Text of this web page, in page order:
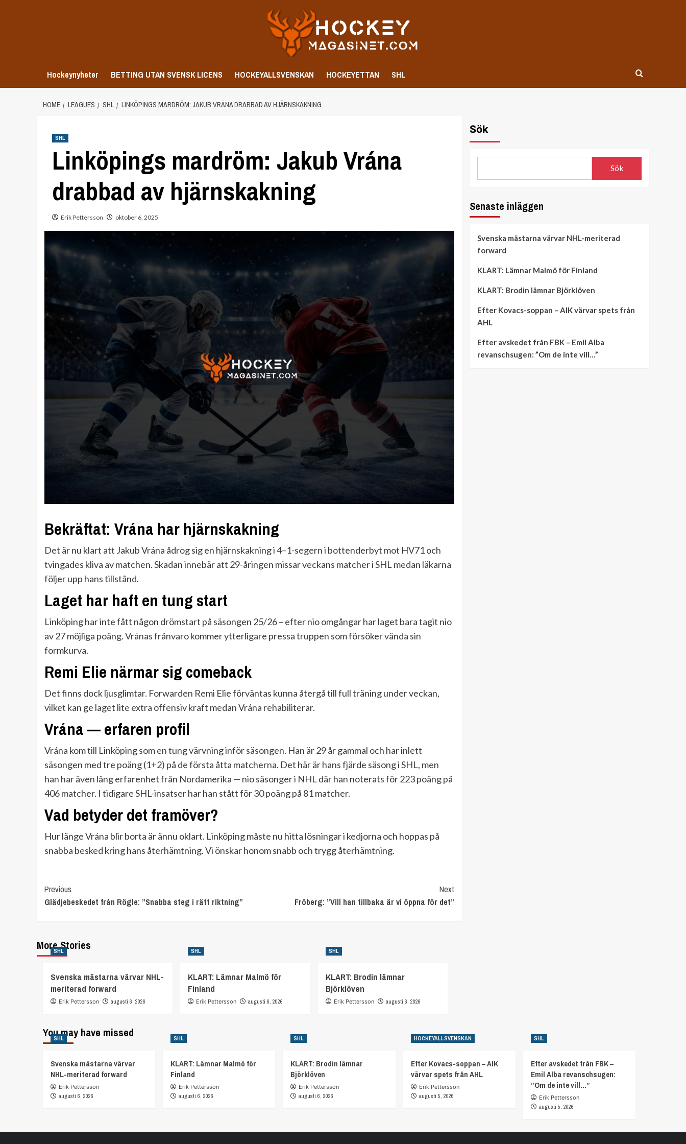
Hockeynyheter BETTING UTAN SVENSK LICENS HOCKEYALLSVENSKAN HOCKEYETTAN SHL
HOME LEAGUES SHL LINKÖPINGS MARDRÖM: JAKUB VRÁNA DRABBAD AV HJÄRNSKAKNING
SHL
Linköpings mardröm: Jakub Vrána
drabbad av hjärnskakning
Erik Pettersson oktober 6, 2025
Bekräftat: Vrána har hjärnskakning
Det är nu klart att Jakub Vrána ådrog sig en hjärnskakning i 4–1-segern i bottenderbyt mot HV71 och
tvingades kliva av matchen. Skadan innebär att 29-åringen missar veckans matcher i SHL medan läkarna
följer upp hans tillstånd.
Laget har haft en tung start
Linköping har inte fått någon drömstart på säsongen 25/26 – efter nio omgångar har laget bara tagit nio
av 27 möjliga poäng. Vránas frånvaro kommer ytterligare pressa truppen som försöker vända sin
formkurva.
Remi Elie närmar sig comeback
Det finns dock ljusglimtar. Forwarden Remi Elie förväntas kunna återgå till full träning under veckan,
vilket kan ge laget lite extra offensiv kraft medan Vrána rehabiliterar.
Vrána — erfaren profil
Vrána kom till Linköping som en tung värvning inför säsongen. Han är 29 år gammal och har inlett
säsongen med tre poäng (1+2) på de första åtta matcherna. Det här är hans fjärde säsong i SHL, men
han har även lång erfarenhet från Nordamerika — nio säsonger i NHL där han noterats för 223 poäng på
406 matcher. I tidigare SHL-insatser har han stått för 30 poäng på 81 matcher.
Vad betyder det framöver?
Hur länge Vrána blir borta är ännu oklart. Linköping måste nu hitta lösningar i kedjorna och hoppas på
snabba besked kring hans återhämtning. Vi önskar honom snabb och trygg återhämtning.
Continue
Reading
Previous
Glädjebeskedet från Rögle: ”Snabba steg i rätt riktning”
Next
Fröberg: ”Vill han tillbaka är vi öppna för det”
More Stories
SHL
Svenska mästarna värvar NHL-
meriterad forward
Erik Pettersson augusti 6, 2026
SHL
KLART: Lämnar Malmö för
Finland
Erik Pettersson augusti 6, 2026
SHL
KLART: Brodin lämnar
Björklöven
Erik Pettersson augusti 6, 2026
Sök
Sök
Senaste inläggen
Svenska mästarna värvar NHL-meriterad
forward
KLART: Lämnar Malmö för Finland
KLART: Brodin lämnar Björklöven
Efter Kovacs-soppan – AIK värvar spets från
AHL
Efter avskedet från FBK – Emil Alba
revanschsugen: ”Om de inte vill…”
You may have missed
SHL
Svenska mästarna värvar
NHL-meriterad forward
Erik Pettersson
augusti 6, 2026
SHL
KLART: Lämnar Malmö för
Finland
Erik Pettersson
augusti 6, 2026
SHL
KLART: Brodin lämnar
Björklöven
Erik Pettersson
augusti 6, 2026
HOCKEYALLSVENSKAN
Efter Kovacs-soppan – AIK
värvar spets från AHL
Erik Pettersson
augusti 5, 2026
SHL
Efter avskedet från FBK –
Emil Alba revanschsugen:
”Om de inte vill…”
Erik Pettersson
augusti 5, 2026